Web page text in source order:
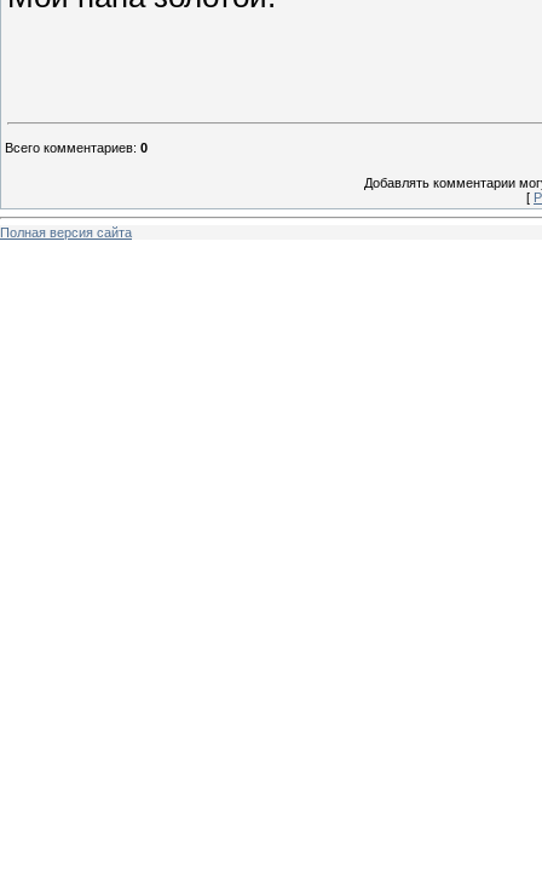
Всего комментариев: 0
Добавлять комментарии
[
Полная версия сайта